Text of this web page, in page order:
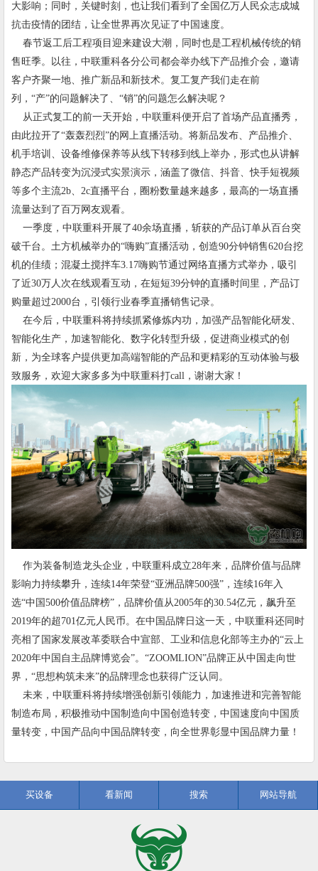
大影响；同时，关键时刻，也让我们看到了全国亿万人民众志成城
抗击疫情的团结，让全世界再次见证了中国速度。
春节返工后工程项目迎来建设大潮，同时也是工程机械传统的销
售旺季。以往，中联重科各分公司都会举办线下产品推介会，邀请
客户齐聚一地、推广新品和新技术。复工复产我们走在前
列，“产”的问题解决了、“销”的问题怎么解决呢？
从正式复工的前一天开始，中联重科便开启了首场产品直播秀，
由此拉开了“轰轰烈烈”的网上直播活动。将新品发布、产品推介、
机手培训、设备维修保养等从线下转移到线上举办，形式也从讲解
静态产品转变为沉浸式实景演示，涵盖了微信、抖音、快手短视频
等多个主流2b、2c直播平台，圈粉数量越来越多，最高的一场直播
流量达到了百万网友观看。
一季度，中联重科开展了40余场直播，斩获的产品订单从百台突
破千台。土方机械举办的“嗨购”直播活动，创造90分钟销售620台挖
机的佳绩；混凝土搅拌车3.17嗨购节通过网络直播方式举办，吸引
了近30万人次在线观看互动，在短短39分钟的直播时间里，产品订
购量超过2000台，引领行业春季直播销售记录。
在今后，中联重科将持续抓紧修炼内功，加强产品智能化研发、
智能化生产，加速智能化、数字化转型升级，促进商业模式的创
新，为全球客户提供更加高端智能的产品和更精彩的互动体验与极
致服务，欢迎大家多多为中联重科打call，谢谢大家！
作为装备制造龙头企业，中联重科成立28年来，品牌价值与品牌
影响力持续攀升，连续14年荣登“亚洲品牌500强”，连续16年入
选“中国500价值品牌榜”，品牌价值从2005年的30.54亿元，飙升至
2019年的超701亿元人民币。在中国品牌日这一天，中联重科还同时
亮相了国家发展改革委联合中宣部、工业和信息化部等主办的“云上
2020年中国自主品牌博览会”。“ZOOMLION”品牌正从中国走向世
界，“思想构筑未来”的品牌理念也获得广泛认同。
未来，中联重科将持续增强创新引领能力，加速推进和完善智能
制造布局，积极推动中国制造向中国创造转变，中国速度向中国质
量转变，中国产品向中国品牌转变，向全世界彰显中国品牌力量！
买设备 看新闻 搜索 网站导航